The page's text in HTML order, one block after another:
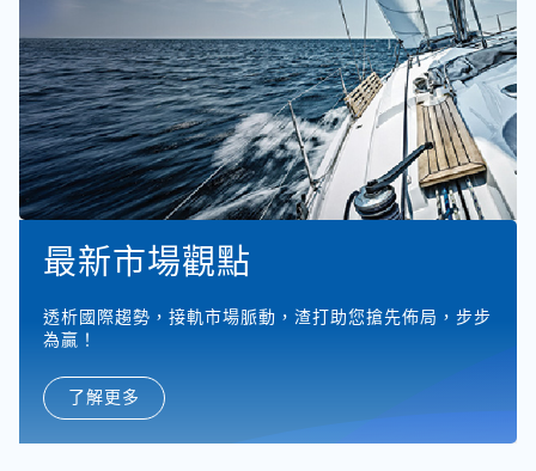
最新市場觀點
透析國際趨勢，接軌市場脈動，渣打助您搶先佈局，步步
為贏！
了解更多